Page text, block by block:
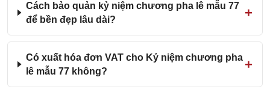
Cách bảo quản kỷ niệm chương pha lê mẫu 77
để bền đẹp lâu dài?
Có xuất hóa đơn VAT cho Kỷ niệm chương pha
lê mẫu 77 không?